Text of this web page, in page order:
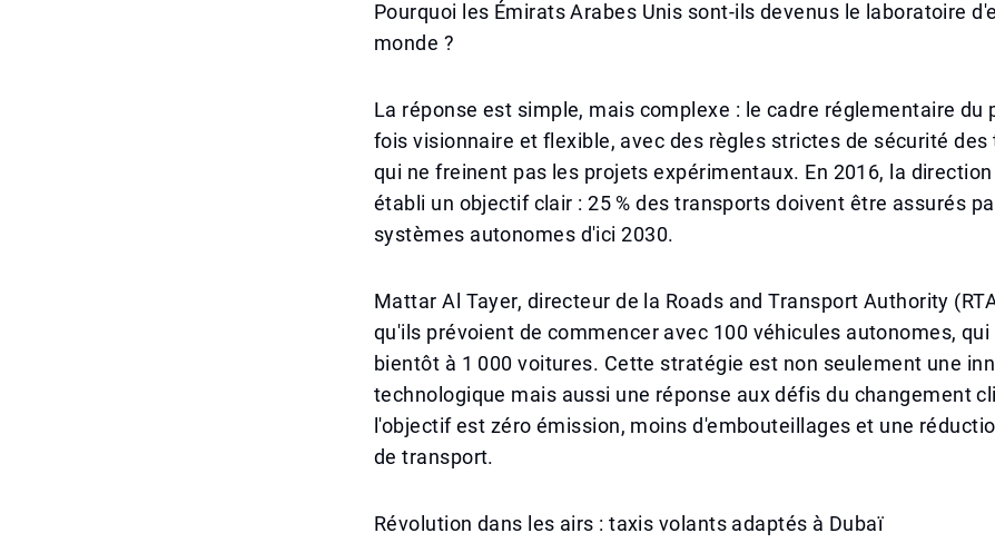
Pourquoi les Émirats Arabes Unis sont-ils devenus le laboratoire
monde ?
La réponse est simple, mais complexe : le cadre réglementaire du
fois visionnaire et flexible, avec des règles strictes de sécurité des
qui ne freinent pas les projets expérimentaux. En 2016, la direction
établi un objectif clair : 25 % des transports doivent être assurés
systèmes autonomes d'ici 2030.
Mattar Al Tayer, directeur de la Roads and Transport Authority
qu'ils prévoient de commencer avec 100 véhicules autonomes,
bientôt à 1 000 voitures. Cette stratégie est non seulement une
technologique mais aussi une réponse aux défis du changement
l'objectif est zéro émission, moins d'embouteillages et une
de transport.
Révolution dans les airs : taxis volants adaptés à Dubaï